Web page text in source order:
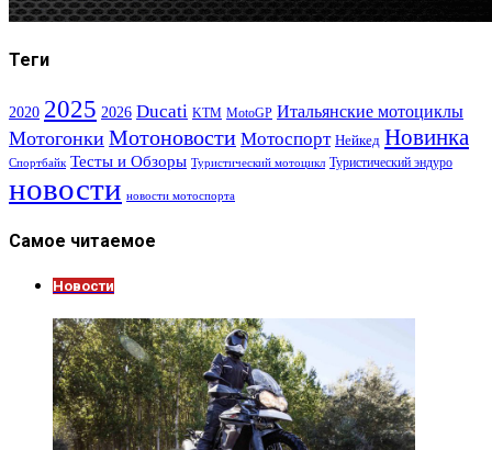
Теги
2020 2025 2026 Ducati KTM MotoGP Итальянские мотоциклы
Мотогонки Мотоновости Мотоспорт Нейкед Новинка
Спортбайк Тесты и Обзоры Туристический мотоцикл Туристический эндуро
новости новости мотоспорта
Самое читаемое
Новости